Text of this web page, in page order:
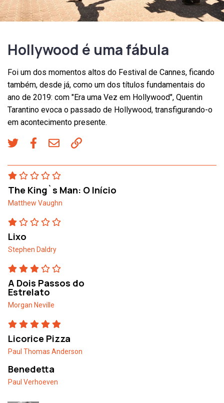
Hollywood é uma fábula
Foi um dos momentos altos do Festival de Cannes, ficando
também, desde já, como um dos títulos fundamentais do
ano de 2019: com "Era uma Vez em Hollywood", Quentin
Tarantino evoca o passado de Hollywood, transfigurando-o
em acontecimento presente.
The King`s Man: O Início
Matthew Vaughn
Lixo
Stephen Daldry
A Dois Passos do
Estrelato
Morgan Neville
Licorice Pizza
Paul Thomas Anderson
Benedetta
Paul Verhoeven